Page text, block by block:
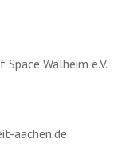
Walheim e.V.
aachen.de